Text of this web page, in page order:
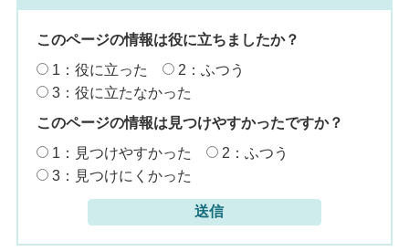
このページの情報は役に立ちましたか？
1：役に立った
2：ふつう
3：役に立たなかった
このページの情報は見つけやすかったですか？
1：見つけやすかった
2：ふつう
3：見つけにくかった